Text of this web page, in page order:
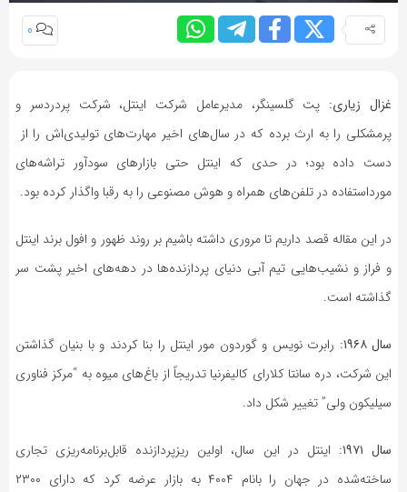
0
غزال زیاری: پت گلسینگر، مدیرعامل شرکت اینتل، شرکت پردردسر و
پرمشکلی را به ارث برده که در سال‌های اخیر مهارت‌های تولیدی‌اش را از
دست‌ داده بود؛ در حدی که اینتل حتی بازارهای سودآور تراشه‌های
مورداستفاده در تلفن‌های همراه و هوش مصنوعی را به رقبا واگذار کرده بود.
در این مقاله قصد داریم تا مروری داشته باشیم بر روند ظهور و افول برند اینتل
و فراز و نشیب‌هایی تیم آبی دنیای پردازنده‌ها در دهه‌های اخیر پشت سر
گذاشته است.
سال ۱۹۶۸:
رابرت نویس و گوردون مور اینتل را بنا کردند و با بنیان گذاشتن
این شرکت، دره سانتا کلارای کالیفرنیا تدریجاً از باغ‌های میوه به “مرکز فناوری
سیلیکون ولی” تغییر شکل داد.
سال ۱۹۷۱:
اینتل در این سال، اولین ریزپردازنده قابل‌برنامه‌ریزی تجاری
ساخته‌شده در جهان را بانام ۴۰۰۴ به بازار عرضه کرد که دارای ۲۳۰۰